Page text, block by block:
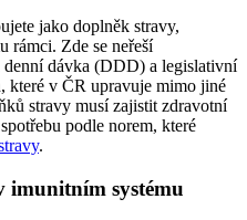
jako doplněk stravy,
rámci. Zde se neřeší
dávka (DDD) a legislativní
které v ČR upravuje mimo jiné
stravy musí zajistit zdravotní
podle norem, které
.
systému